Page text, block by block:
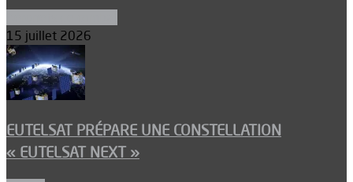
15 juillet 2026
EUTELSAT PRÉPARE UNE CONSTELLATION
« EUTELSAT NEXT »